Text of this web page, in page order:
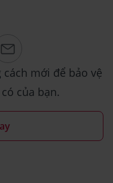
mới để bảo vệ
của bạn.